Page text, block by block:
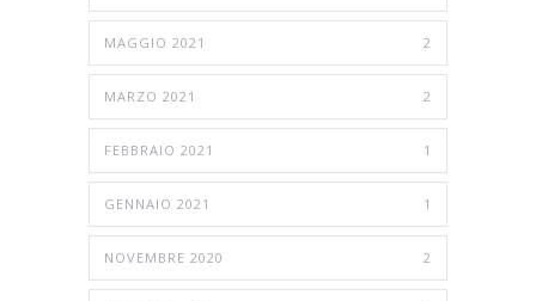
MAGGIO 2021 2
MARZO 2021 2
FEBBRAIO 2021 1
GENNAIO 2021 1
NOVEMBRE 2020 2